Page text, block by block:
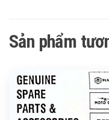
Sản phẩm